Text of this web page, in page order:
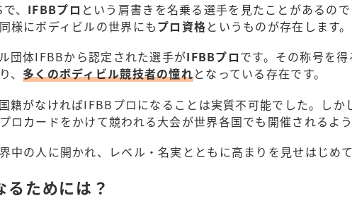
、 IFBBプロ という肩書きを名乗る選手を見たことがあるの
様にボディビルの世界にもプロ資格というものが存在します。
団体IFBBから認定された選手がIFBBプロです。その称号を
、多くのボディビル競技者の憧れとなっている存在です。
籍がなければIFBBプロになることは実質不可能でした。しか
ロカードをかけて競われる大会が世界各国でも開催されるよう
中の人に開かれ、レベル・名実とともに高まりを見せはじめて
ためには？